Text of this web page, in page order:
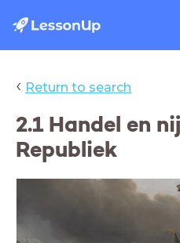
‹ Return to search
2.1 Handel en
Republiek